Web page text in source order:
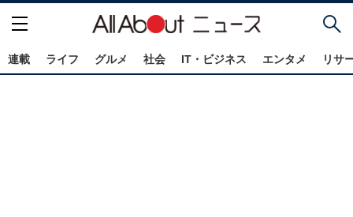
連載 ライフ グルメ 社会 IT・ビジネス エンタメ リサ